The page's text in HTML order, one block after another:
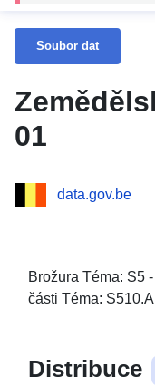
Soubor dat
01
data.gov.be
Brožura Téma: S5
části Téma:
Distribuce